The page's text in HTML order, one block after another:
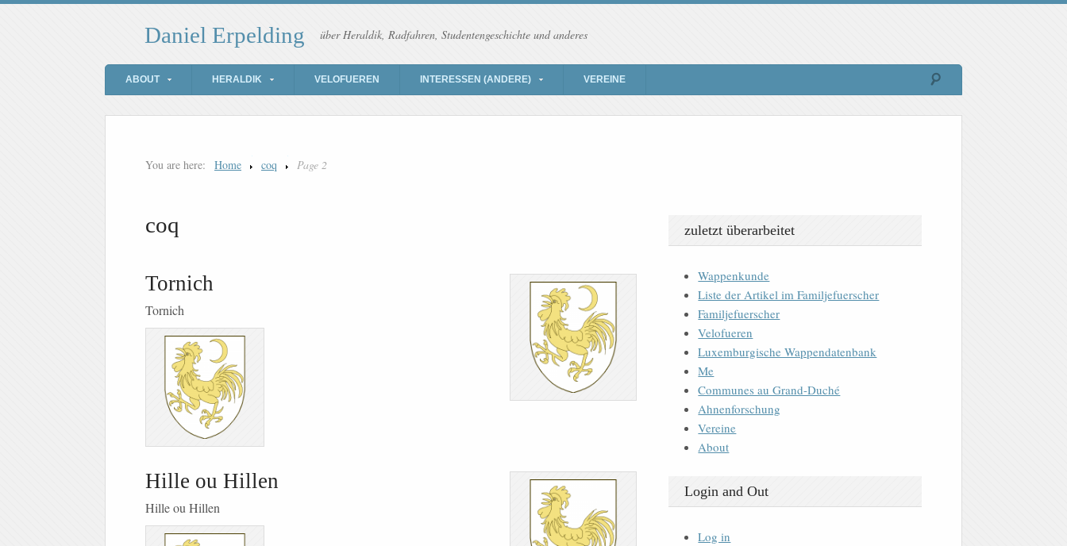
Daniel Erpelding über Heraldik, Radfahren, Studentengeschichte und anderes
ABOUT HERALDIK VELOFUEREN INTERESSEN (ANDERE) VEREINE
You are here: Home coq Page 2
coq
Tornich
Tornich
Hille ou Hillen
Hille ou Hillen
zuletzt überarbeitet
Wappenkunde
Liste der Artikel im Familjefuerscher
Familjefuerscher
Velofueren
Luxemburgische Wappendatenbank
Me
Communes au Grand-Duché
Ahnenforschung
Vereine
About
Login and Out
Log in